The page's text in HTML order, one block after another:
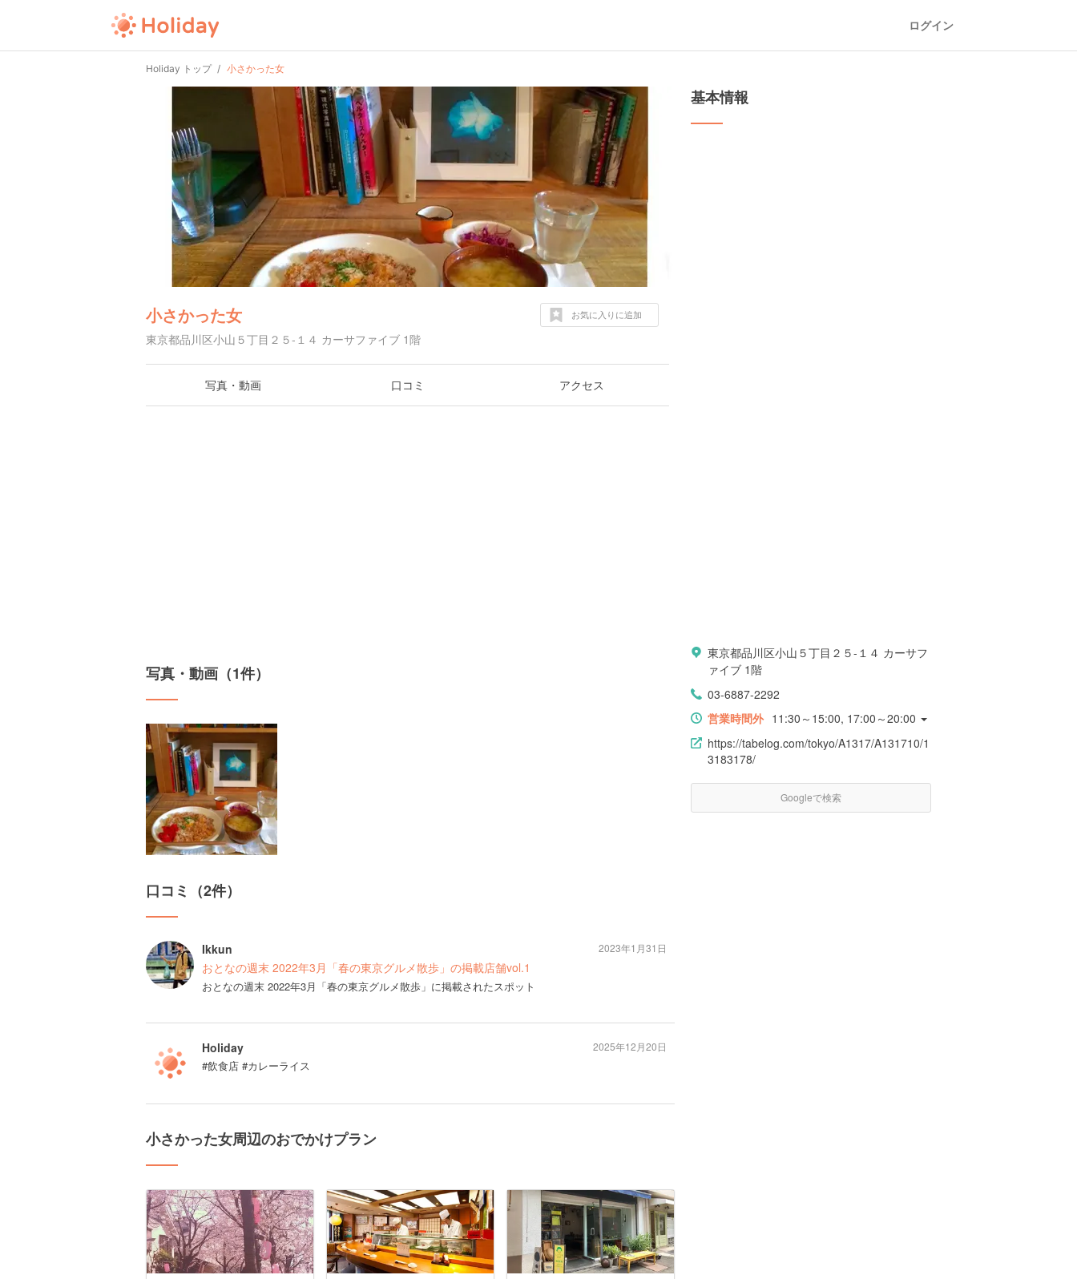
ログイン
Holiday トップ 小さかった女
小さかった女
東京都品川区小山５丁目２５-１４ カーサファイブ 1階
お気に入りに追加
写真・動画 口コミ アクセス
写真・動画（1件）
口コミ（2件）
Ikkun
おとなの週末 2022年3月「春の東京グルメ散歩」の掲載店舗vol.1
おとなの週末 2022年3月「春の東京グルメ散歩」に掲載されたスポット
2023年1月31日
Holiday
#飲食店 #カレーライス
2025年12月20日
小さかった女周辺のおでかけプラン
基本情報
東京都品川区小山５丁目２５-１４ カーサフ
ァイブ 1階
03-6887-2292
営業時間外 11:30～15:00, 17:00～20:00
https://tabelog.com/tokyo/A1317/A131710/1
3183178/
Googleで検索